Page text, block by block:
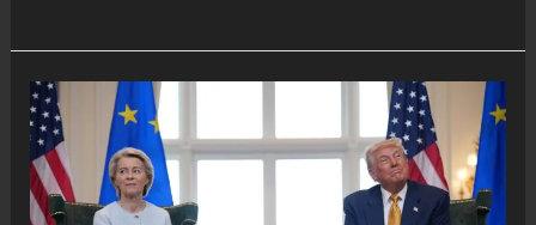
el
acuerdo
con
Mercosur:
del